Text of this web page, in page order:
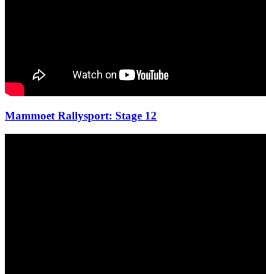
Mammoet Rallysport: Stage 12